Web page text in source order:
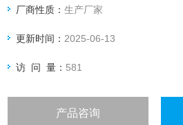
厂商性质：生产厂家
更新时间： 2025-06-13
访 问 量： 581
产品咨询